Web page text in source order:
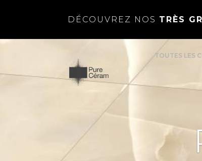
DÉCOUVREZ NOS TRÈS
TOUTES LES